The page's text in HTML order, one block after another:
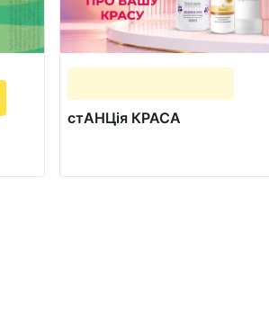
стАНЦія КРАСА